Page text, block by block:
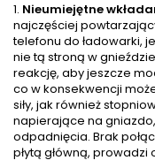
1. Nieumiejętne
najczęściej
telefonu do ładowarki,
nie tą stroną w
reakcję, aby jeszcze
co w konsekwencji
siły, jak również
napierające na
odpadnięcia. Brak
płytą główną,